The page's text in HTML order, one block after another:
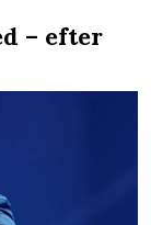
– efter